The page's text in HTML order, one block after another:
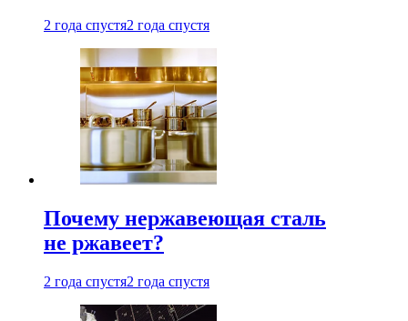
2 года спустя2 года спустя
Почему нержавеющая сталь
не ржавеет?
2 года спустя2 года спустя